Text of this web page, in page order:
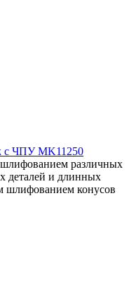
с ЧПУ MK11250
различных
деталей и длинных
шлифованием конусов